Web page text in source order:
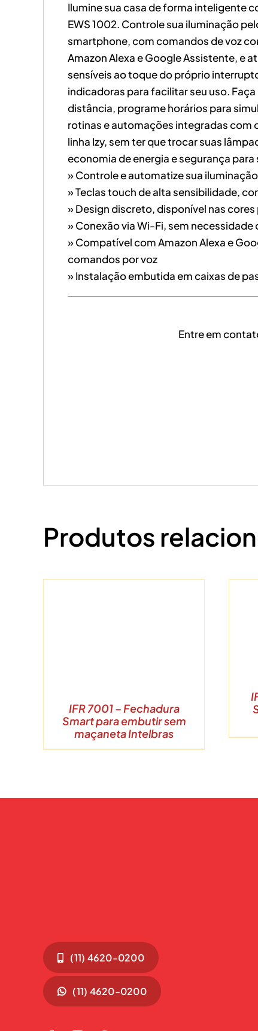
Ilumine sua casa de forma inteligente
EWS 1002. Controle sua iluminação
smartphone, com comandos de voz
Amazon Alexa e Google Assistente, e
sensíveis ao toque do próprio
indicadoras para facilitar seu uso.
distância, programe horários para
rotinas e automações integradas com
linha Izy, sem ter que trocar suas
economia de energia e segurança para
» Controle e automatize sua
» Teclas touch de alta sensibilidade,
» Design discreto, disponível nas
» Conexão via Wi-Fi, sem
» Compatível com Amazon Alexa e
comandos por voz
» Instalação embutida em caixas de
Entre em
Produtos
IFR 7001 – Fechadura
Smart para embutir sem
maçaneta Intelbras
(11) 4620-0200
(11) 4620-0200